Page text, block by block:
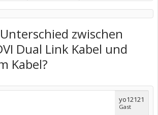
zwischen
Dual Link Kabel und
Kabel?
yo12121
Gast